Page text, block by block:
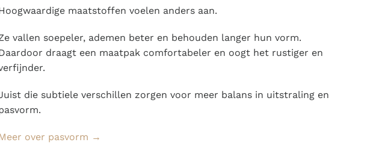
maatstoffen voelen anders aan.
vallen soepeler, ademen beter en behouden langer hun vorm.
draagt een maatpak comfortabeler en oogt het rustiger en
die subtiele verschillen zorgen voor meer balans in uitstraling en
over pasvorm →